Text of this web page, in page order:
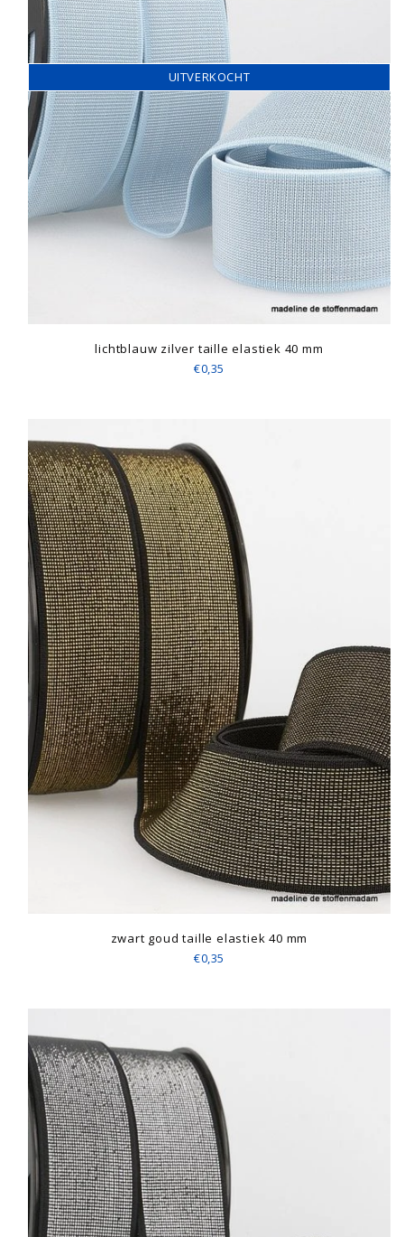
UITVERKOCHT
lichtblauw zilver taille elastiek 40 mm
€0,35
zwart goud taille elastiek 40 mm
€0,35